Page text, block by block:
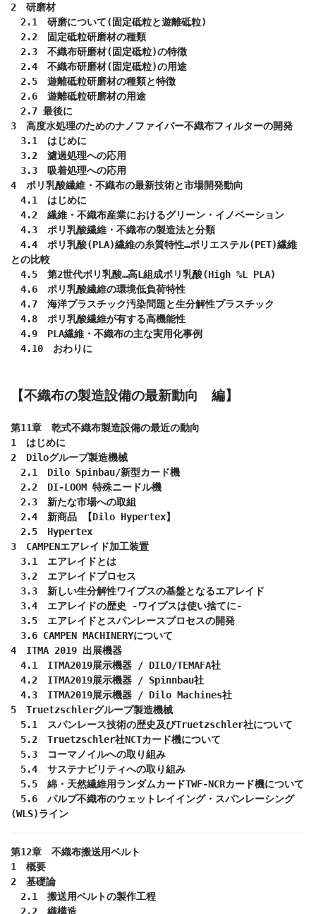
2　研磨材
2.1　研磨について(固定砥粒と遊離砥粒)
2.2　固定砥粒研磨材の種類
2.3　不織布研磨材(固定砥粒)の特徴
2.4　不織布研磨材(固定砥粒)の用途
2.5　遊離砥粒研磨材の種類と特徴
2.6　遊離砥粒研磨材の用途
2.7 最後に
3　高度水処理のためのナノファイバー不織布フィルターの開発
3.1　はじめに
3.2　濾過処理への応用
3.3　吸着処理への応用
4　ポリ乳酸繊維・不織布の最新技術と市場開発動向
4.1　はじめに
4.2　繊維・不織布産業におけるグリーン・イノベーション
4.3　ポリ乳酸繊維・不織布の製造法と分類
4.4　ポリ乳酸(PLA)繊維の糸質特性…ポリエステル(PET)繊維
との比較
4.5　第2世代ポリ乳酸…高L組成ポリ乳酸(High %L PLA)
4.6　ポリ乳酸繊維の環境低負荷特性
4.7　海洋プラスチック汚染問題と生分解性プラスチック
4.8　ポリ乳酸繊維が有する高機能性
4.9　PLA繊維・不織布の主な実用化事例
4.10　おわりに
【不織布の製造設備の最新動向　編】
第11章　乾式不織布製造設備の最近の動向
1　はじめに
2　Diloグループ製造機械
2.1　Dilo Spinbau/新型カード機
2.2　DI-LOOM 特殊ニードル機
2.3　新たな市場への取組
2.4　新商品 【Dilo Hypertex】
2.5　Hypertex
3　CAMPENエアレイド加工装置
3.1　エアレイドとは
3.2　エアレイドプロセス
3.3　新しい生分解性ワイプスの基盤となるエアレイド
3.4　エアレイドの歴史 -ワイプスは使い捨てに-
3.5　エアレイドとスパンレースプロセスの開発
3.6 CAMPEN MACHINERYについて
4　ITMA 2019 出展機器
4.1　ITMA2019展示機器 / DILO/TEMAFA社
4.2　ITMA2019展示機器 / Spinnbau社
4.3　ITMA2019展示機器 / Dilo Machines社
5　Truetzschlerグループ製造機械
5.1　スパンレース技術の歴史及びTruetzschler社について
5.2　Truetzschler社NCTカード機について
5.3　コーマノイルへの取り組み
5.4　サステナビリティへの取り組み
5.5　綿・天然繊維用ランダムカードTWF-NCRカード機について
5.6　パルプ不織布のウェットレイイング・スパンレーシング
(WLS)ライン
第12章　不織布搬送用ベルト
1　概要
2　基礎論
2.1　搬送用ベルトの製作工程
2.2　織構造